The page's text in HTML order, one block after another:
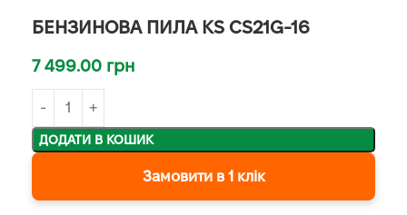
БЕНЗИНОВА ПИЛА KS CS21G-16
7 499.00 грн
ДОДАТИ В КОШИК
Замовити в 1 клік